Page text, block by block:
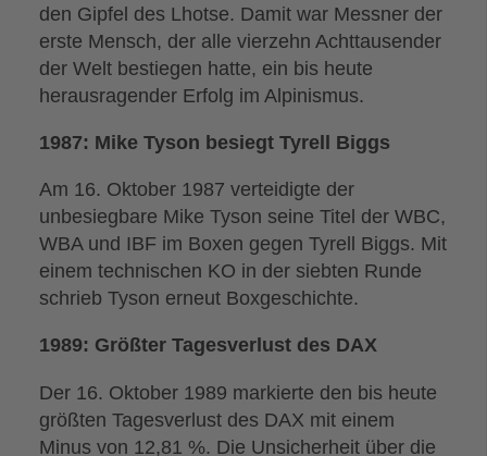
den Gipfel des Lhotse. Damit war Messner der
erste Mensch, der alle vierzehn Achttausender
der Welt bestiegen hatte, ein bis heute
herausragender Erfolg im Alpinismus.
1987: Mike Tyson besiegt Tyrell Biggs
Am 16. Oktober 1987 verteidigte der
unbesiegbare Mike Tyson seine Titel der WBC,
WBA und IBF im Boxen gegen Tyrell Biggs. Mit
einem technischen KO in der siebten Runde
schrieb Tyson erneut Boxgeschichte.
1989: Größter Tagesverlust des DAX
Der 16. Oktober 1989 markierte den bis heute
größten Tagesverlust des DAX mit einem
Minus von 12,81 %. Die Unsicherheit über die